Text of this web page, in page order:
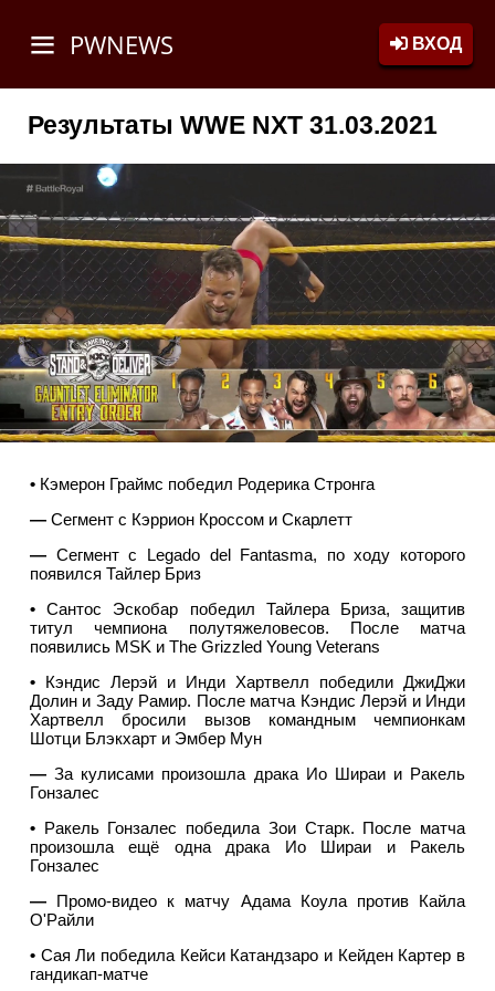
PWNEWS ВХОД
Результаты WWE NXT 31.03.2021
• Кэмерон Граймс победил Родерика Стронга
— Сегмент с Кэррион Кроссом и Скарлетт
— Сегмент с Legado del Fantasma, по ходу которого
появился Тайлер Бриз
• Сантос Эскобар победил Тайлера Бриза, защитив
титул чемпиона полутяжеловесов. После матча
появились MSK и The Grizzled Young Veterans
• Кэндис Лерэй и Инди Хартвелл победили ДжиДжи
Долин и Заду Рамир. После матча Кэндис Лерэй и Инди
Хартвелл бросили вызов командным чемпионкам
Шотци Блэкхарт и Эмбер Мун
— За кулисами произошла драка Ио Шираи и Ракель
Гонзалес
• Ракель Гонзалес победила Зои Старк. После матча
произошла ещё одна драка Ио Шираи и Ракель
Гонзалес
— Промо-видео к матчу Адама Коула против Кайла
О'Райли
• Сая Ли победила Кейси Катандзаро и Кейден Картер в
гандикап-матче